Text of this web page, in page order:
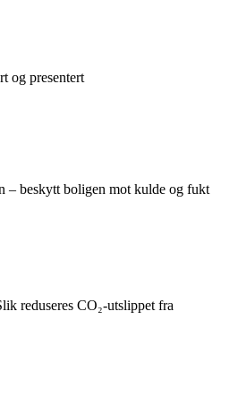
og presentert
– beskytt boligen mot kulde og fukt
reduseres CO₂-utslippet fra